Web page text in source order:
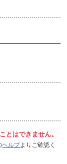
とはできません。
ヘルプよりご確認く